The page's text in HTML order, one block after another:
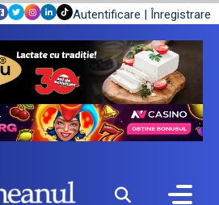
Autentificare | Înregistrare